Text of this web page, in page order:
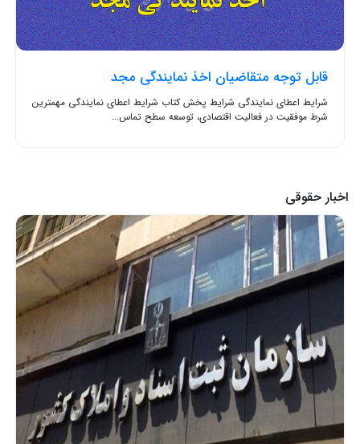
قابل توجه متقاضیان اخذ نمایندگی مجد
شرایط اعطای نمایندگی شرایط پخش کتاب شرایط اعطای نمایندگی مهمترین
شرط موفقیت در فعالیت اقتصادی، توسعه سطح تماس...
اخبار حقوقی